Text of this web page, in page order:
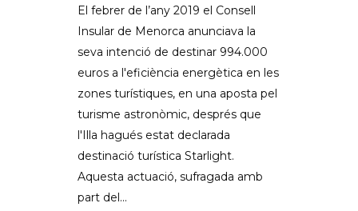
El febrer de l’any 2019 el Consell
Insular de Menorca anunciava la
seva intenció de destinar 994.000
euros a l'eficiència energètica en les
zones turístiques, en una aposta pel
turisme astronòmic, després que
l'Illa hagués estat declarada
destinació turística Starlight.
Aquesta actuació, sufragada amb
part del...